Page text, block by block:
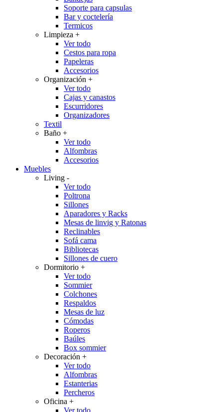
Soporte para capsulas
Bar y coctelería
Termicos
Limpieza +
Ver todo
Cestos para ropa
Papeleras
Accesorios
Organización +
Ver todo
Cajas y canastos
Escurridores
Organizadores
Textil
Baño +
Ver todo
Alfombras
Accesorios
Muebles
Living -
Ver todo
Poltrona
Sillones
Aparadores y Racks
Mesas de linvig y Ratonas
Reclinables
Sofá cama
Bibliotecas
Sillones de cuero
Dormitorio +
Ver todo
Sommier
Colchones
Respaldos
Mesas de luz
Cómodas
Roperos
Baúles
Box sommier
Decoración +
Ver todo
Alfombras
Estanterias
Percheros
Oficina +
Ver todo